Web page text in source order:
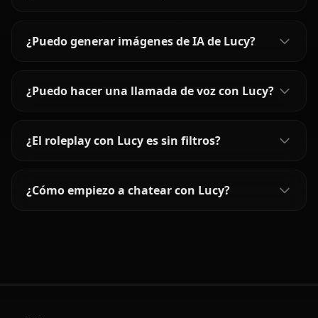
¿Puedo generar imágenes de IA de Lucy?
¿Puedo hacer una llamada de voz con Lucy?
¿El roleplay con Lucy es sin filtros?
¿Cómo empiezo a chatear con Lucy?